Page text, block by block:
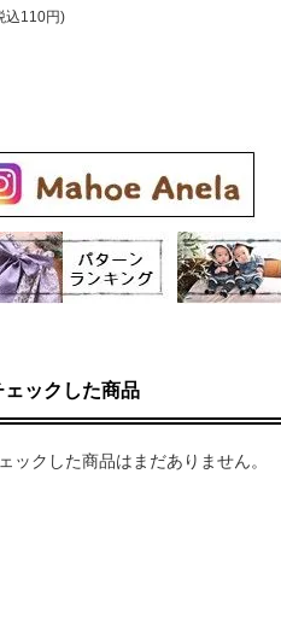
込110円)
ェックした商品
ックした商品はまだありません。